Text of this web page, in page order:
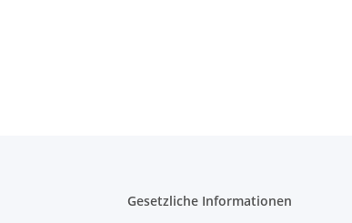
Gesetzliche Informationen